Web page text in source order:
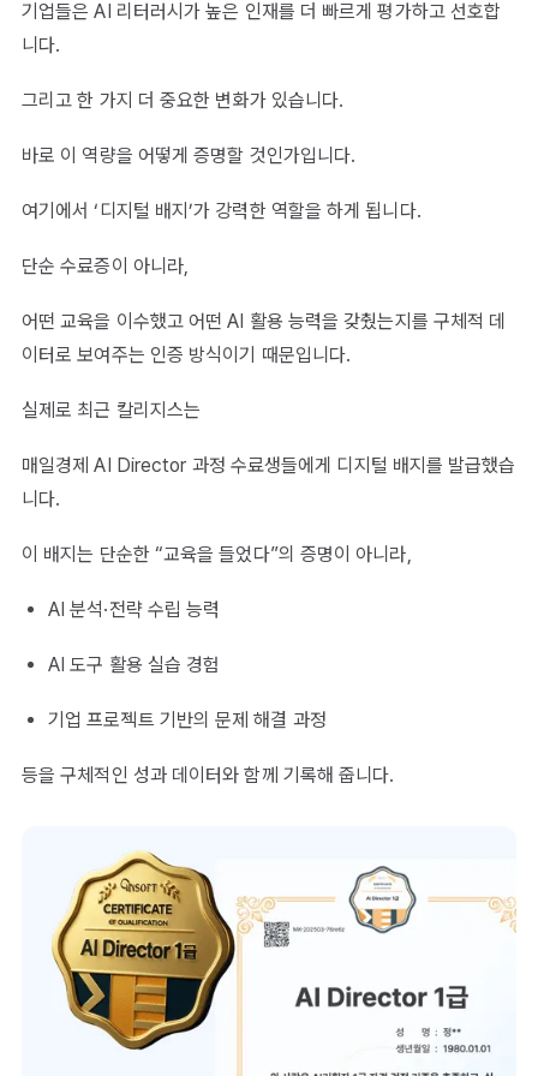
기업들은 AI 리터러시가 높은 인재를 더 빠르게 평가하고 선호합
니다.
그리고 한 가지 더 중요한 변화가 있습니다.
바로 이 역량을 어떻게 증명할 것인가입니다.
여기에서 ‘디지털 배지’가 강력한 역할을 하게 됩니다.
단순 수료증이 아니라,
어떤 교육을 이수했고 어떤 AI 활용 능력을 갖췄는지를 구체적 데
이터로 보여주는 인증 방식이기 때문입니다.
실제로 최근 칼리지스는
매일경제 AI Director 과정 수료생들에게 디지털 배지를 발급했습
니다.
이 배지는 단순한 “교육을 들었다”의 증명이 아니라,
AI 분석·전략 수립 능력
AI 도구 활용 실습 경험
기업 프로젝트 기반의 문제 해결 과정
등을 구체적인 성과 데이터와 함께 기록해 줍니다.